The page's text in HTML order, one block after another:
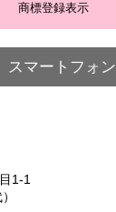
商標登録表示
スマートフォン
1-1